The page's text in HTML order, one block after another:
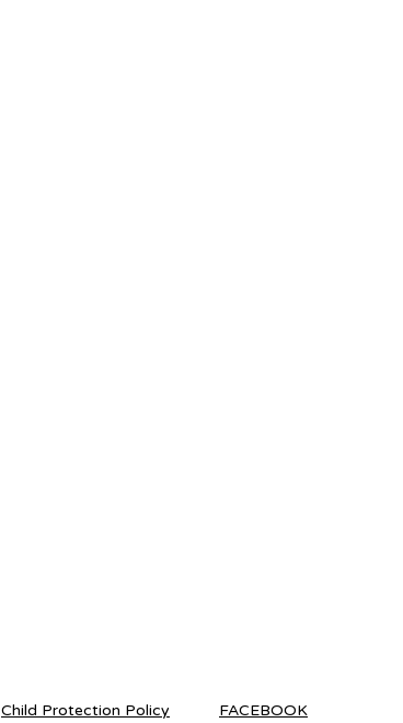
FACEBOOK
Child Protection Policy